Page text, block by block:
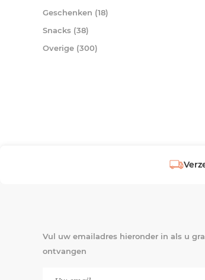
Geschenken (18)
Snacks (38)
Overige (300)
Vul uw emailadres hieronder in als u
ontvangen